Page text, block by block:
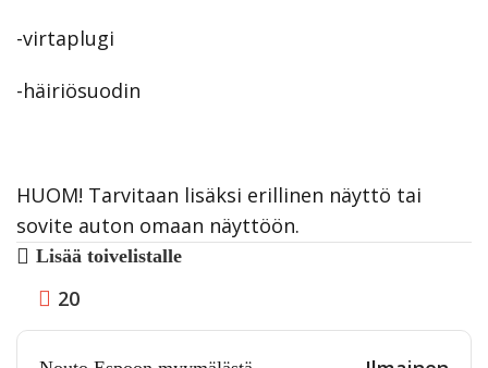
-virtaplugi
-häiriösuodin
HUOM! Tarvitaan lisäksi erillinen näyttö tai
sovite auton omaan näyttöön.
Lisää toivelistalle
20